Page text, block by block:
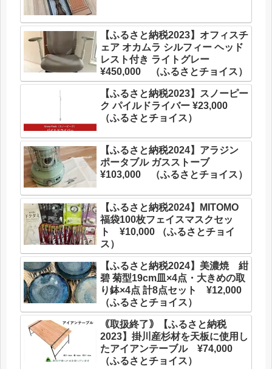
【ふるさと納税2023】オフィスチ
ェア オカムラ シルフィー ヘッド
レスト付き ライトグレー
¥450,000 （ふるさとチョイス）
【ふるさと納税2023】スノーピー
ク パイルドライバー ¥23,000
（ふるさとチョイス）
【ふるさと納税2024】アラジン
ポータブル ガスストーブ
¥103,000 （ふるさとチョイス）
【ふるさと納税2024】MITOMO
福袋100枚フェイスマスクセッ
ト ¥10,000 （ふるさとチョイ
ス）
【ふるさと納税2024】美濃焼 紺
碧 菊型19cm皿×4点・大きめの取
り鉢×4点 計8点セット ¥12,000
（ふるさとチョイス）
｟取扱終了｠【ふるさと納税
2023】掛川産杉材を天板に使用し
たアイアンテーブル ¥74,000
（ふるさとチョイス）